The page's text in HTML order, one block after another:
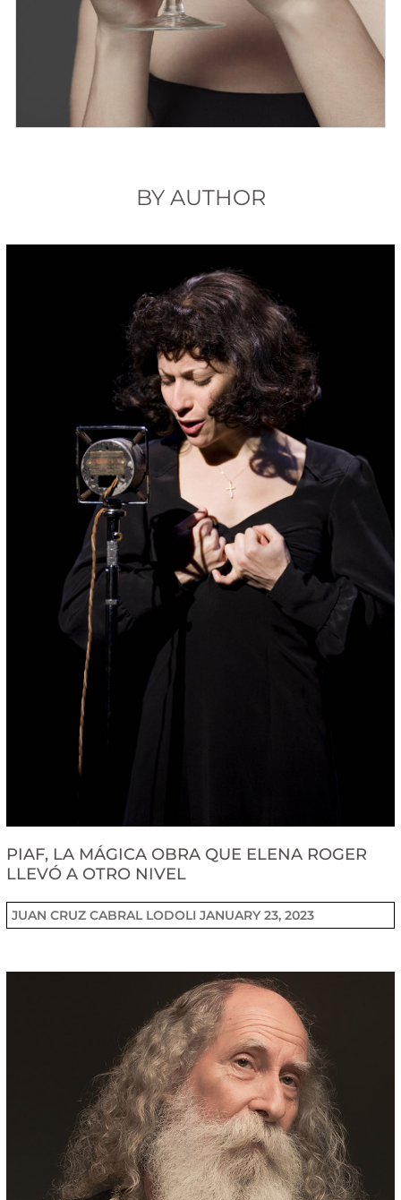
BY AUTHOR
PIAF, LA MÁGICA OBRA QUE ELENA ROGER
LLEVÓ A OTRO NIVEL
JUAN CRUZ CABRAL LODOLIJANUARY 23, 2023